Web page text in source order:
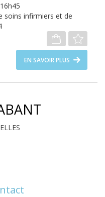
soins infirmiers et de
EN SAVOIR PLUS